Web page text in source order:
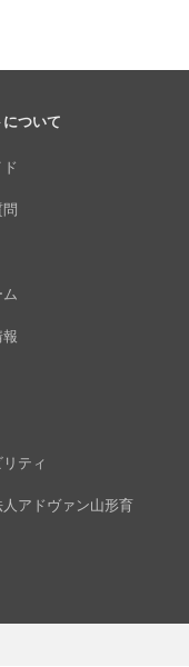
ついて
ム
ティ
アドヴァン山形育